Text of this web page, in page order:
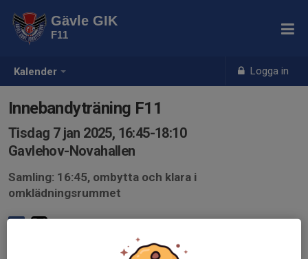
Kalender Logga in
Gävle GIK
F11
Innebandyträning F11
Tisdag 7 jan 2025, 16:45-18:10
Gavlehov-Novahallen
Samling: 16:45, ombytta och klara i
omklädningsrummet